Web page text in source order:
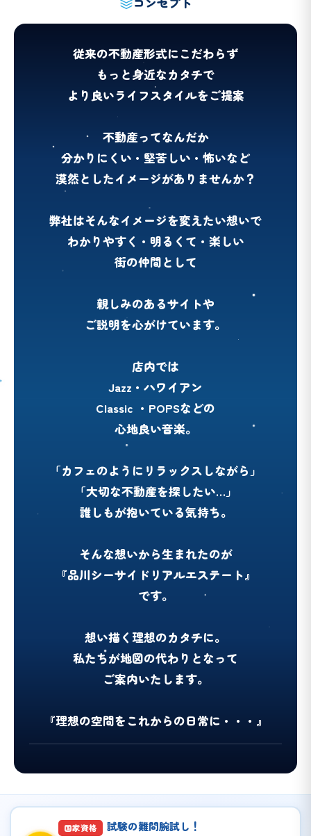
従来の不動産形式にこだわらず
もっと身近なカタチで
より良いライフスタイルをご提案
不動産ってなんだか
分かりにくい・堅苦しい・怖いなど
漠然としたイメージがありませんか？
弊社はそんなイメージを変えたい想いで
わかりやすく・明るくて・楽しい
街の仲間として
親しみのあるサイトや
ご説明を心がけています。
店内では
Jazz・ハワイアン
Classic ・POPSなどの
心地良い音楽。
「カフェのようにリラックスしながら」
「大切な不動産を探したい…」
誰しもが抱いている気持ち。
そんな想いから生まれたのが
『品川シーサイドリアルエステート』
です。
想い描く理想のカタチに。
私たちが地図の代わりとなって
ご案内いたします。
『理想の空間をこれからの日常に・・・』
国家資格
試験の難問腕試し！